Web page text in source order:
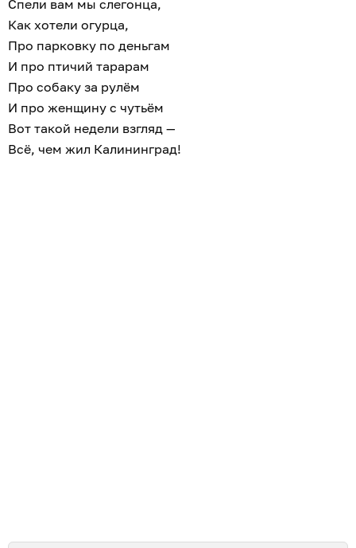
Спели вам мы слегонца,
Как хотели огурца,
Про парковку по деньгам
И про птичий тарарам
Про собаку за рулём
И про женщину с чутьём
Вот такой недели взгляд —
Всё, чем жил Калининград!